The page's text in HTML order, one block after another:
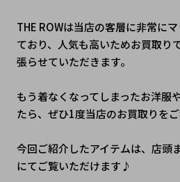
THE ROWは当店の客層に非常に
ており、人気も高いためお買取り
張らせていただきます。
もう着なくなってしまったお洋服
たら、ぜひ1度当店のお買取りをご
今回ご紹介したアイテムは、店頭
にてご覧いただけます♪